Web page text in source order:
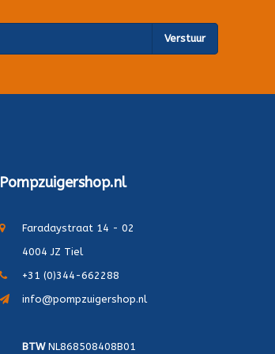
Verstuur
Pompzuigershop.nl
Faradaystraat 14 - 02
4004 JZ Tiel
+31 (0)344-662288
info@pompzuigershop.nl
BTWNL868508408B01